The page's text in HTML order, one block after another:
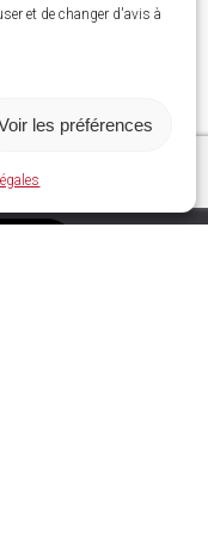
et de changer d'avis à
les préférences